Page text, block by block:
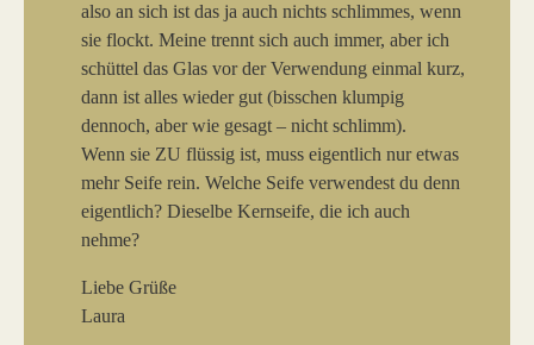
also an sich ist das ja auch nichts schlimmes, wenn
sie flockt. Meine trennt sich auch immer, aber ich
schüttel das Glas vor der Verwendung einmal kurz,
dann ist alles wieder gut (bisschen klumpig
dennoch, aber wie gesagt – nicht schlimm).
Wenn sie ZU flüssig ist, muss eigentlich nur etwas
mehr Seife rein. Welche Seife verwendest du denn
eigentlich? Dieselbe Kernseife, die ich auch
nehme?
Liebe Grüße
Laura